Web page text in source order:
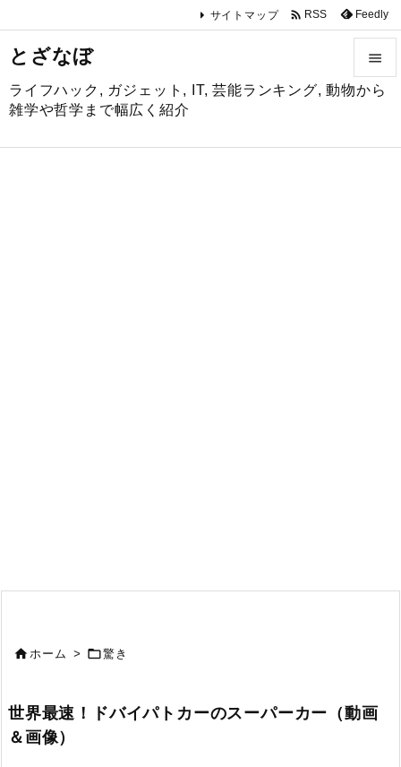
とざなぼ
ライフハック, ガジェット, IT, 芸能ランキング, 動物から
雑学や哲学まで幅広く紹介



サイトマップ  RSS Feedly
ホーム > 驚き
世界最速！ドバイパトカーのスーパーカー（動画
＆画像）